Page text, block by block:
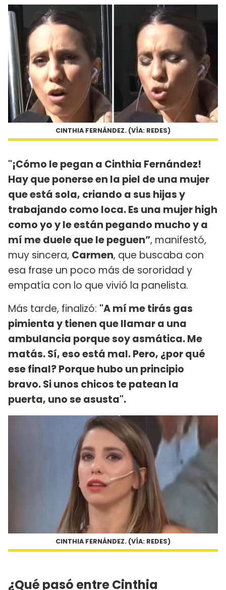
CINTHIA FERNÁNDEZ. (VÍA: REDES)
"¡Cómo le pegan a Cinthia Fernández!
Hay que ponerse en la piel de una mujer
que está sola, criando a sus hijas y
trabajando como loca. Es una mujer high
como yo y le están pegando mucho y a
mí me duele que le peguen”, manifestó,
muy sincera, Carmen, que buscaba con
esa frase un poco más de sororidad y
empatía con lo que vivió la panelista.
Más tarde, finalizó: "A mí me tirás gas
pimienta y tienen que llamar a una
ambulancia porque soy asmática. Me
matás. Sí, eso está mal. Pero, ¿por qué
ese final? Porque hubo un principio
bravo. Si unos chicos te patean la
puerta, uno se asusta".
CINTHIA FERNÁNDEZ. (VÍA: REDES)
¿Qué pasó entre Cinthia